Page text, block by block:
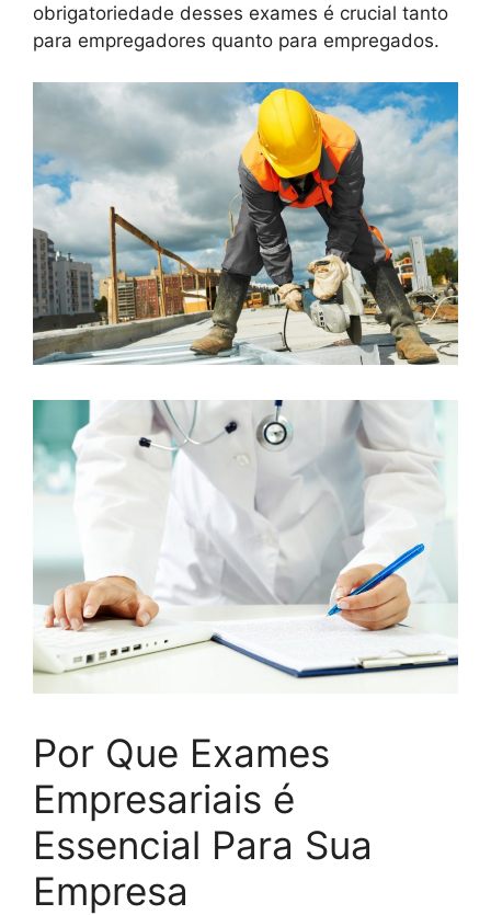
obrigatoriedade desses exames é crucial tanto
para empregadores quanto para empregados.
Por Que Exames
Empresariais é
Essencial Para Sua
Empresa